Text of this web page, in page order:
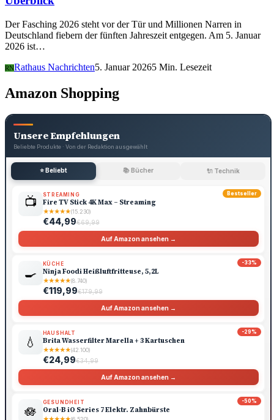
Der Fasching 2026 steht vor der Tür und Millionen Narren in
Deutschland fiebern der fünften Jahreszeit entgegen. Am 5. Januar
2026 ist…
RNRathaus Nachrichten5. Januar 20265 Min. Lesezeit
Amazon Shopping
Unsere Empfehlungen
Beliebte Produkte · Von der Redaktion ausgewählt
⭐ Beliebt 📚 Bücher 🔌 Technik
Bestseller
📺 STREAMING
Fire TV Stick 4K Max – Streaming
★★★★★(15.230)
€44,99€69,99
Auf Amazon ansehen →
-33%
🍳
KÜCHE
Ninja Foodi Heißluftfritteuse, 5,2L
★★★★★(8.740)
€119,99€179,99
Auf Amazon ansehen →
-29%
💧
HAUSHALT
Brita Wasserfilter Marella + 3 Kartuschen
★★★★★(42.100)
€24,99€34,99
Auf Amazon ansehen →
-50%
🪷
GESUNDHEIT
Oral-B iO Series 7 Elektr. Zahnbürste